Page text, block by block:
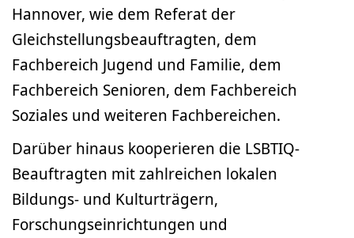
Hannover, wie dem Referat der
Gleichstellungsbeauftragten, dem
Fachbereich Jugend und Familie, dem
Fachbereich Senioren, dem Fachbereich
Soziales und weiteren Fachbereichen.
Darüber hinaus kooperieren die LSBTIQ-
Beauftragten mit zahlreichen lokalen
Bildungs- und Kulturträgern,
Forschungseinrichtungen und